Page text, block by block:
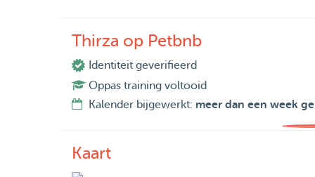
Thirza op Petbnb
Identiteit geverifieerd
Oppas training voltooid
Kalender bijgewerkt: meer dan een week
Kaart